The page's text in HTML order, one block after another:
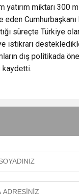
yatırım miktarı 300
eden
süreçte Türkiye
istikrarı
dış politikada
kaydetti.